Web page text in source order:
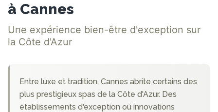
à Cannes
Une expérience bien-être d'exception sur
la Côte d'Azur
Entre luxe et tradition, Cannes abrite certains des
plus prestigieux spas de la Côte d'Azur. Des
établissements d'exception où innovations